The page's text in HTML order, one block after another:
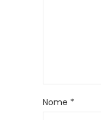
Nome *